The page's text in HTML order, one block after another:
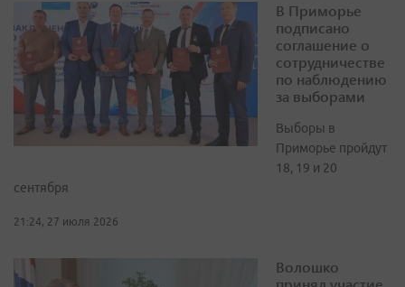
В Приморье
подписано
соглашение о
сотрудничестве
по наблюдению
за выборами
Выборы в
Приморье пройдут
18, 19 и 20
сентября
21:24, 27 июля 2026
Волошко